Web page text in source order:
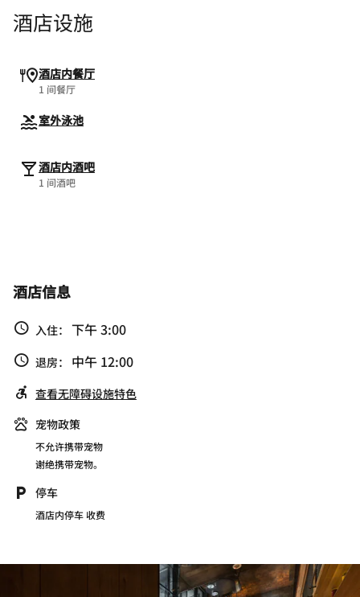
酒店设施
酒店内餐厅
1 间餐厅
室外泳池
酒店内酒吧
1 间酒吧
酒店信息
入住： 下午 3:00
退房： 中午 12:00
查看无障碍设施特色
宠物政策
不允许携带宠物
谢绝携带宠物。
停车
酒店内停车 收费